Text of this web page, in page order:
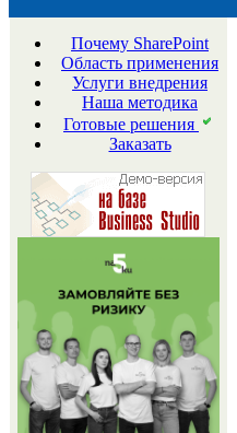
Почему SharePoint
Область применения
Услуги внедрения
Наша методика
Готовые решения
Заказать